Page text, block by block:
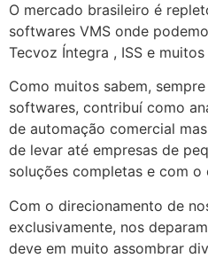
O mercado brasileiro é
softwares VMS onde
Tecvoz Íntegra , ISS e
Como muitos sabem,
softwares, contribuí como
de automação comercial
de levar até empresas de
soluções completas e com o
Com o direcionamento de
exclusivamente, nos
deve em muito assombrar